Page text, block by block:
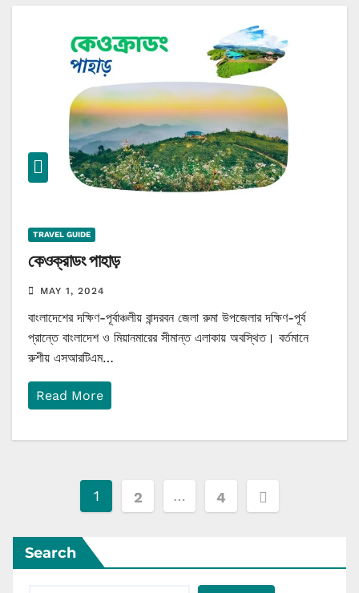
TRAVEL GUIDE
কেওক্রাডং পাহাড়
MAY 1, 2024
বাংলাদেশের দক্ষিণ-পূর্বাঞ্চলীয় বান্দরবন জেলা রুমা উপজেলার দক্ষিণ-পূর্ব
প্রান্তে বাংলাদেশ ও মিয়ানমারের সীমান্ত এলাকায় অবস্থিত। বর্তমানে
রুশীয় এসআরটিএম…
Read More
Posts
pagination
1 2 … 4
Search